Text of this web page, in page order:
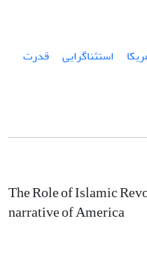
استثناگرایی
قدرت
The Role of Islamic
narrative of America